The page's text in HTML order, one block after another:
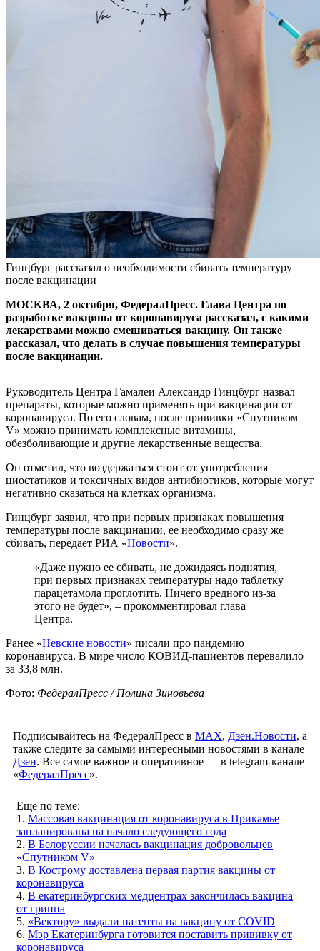
Гинцбург рассказал о необходимости сбивать температуру
после вакцинации
МОСКВА, 2 октября, ФедералПресс. Глава Центра по
разработке вакцины от коронавируса рассказал, с какими
лекарствами можно смешиваться вакцину. Он также
рассказал, что делать в случае повышения температуры
после вакцинации.
Руководитель Центра Гамалеи Александр Гинцбург назвал
препараты, которые можно применять при вакцинации от
коронавируса. По его словам, после прививки «Спутником
V» можно принимать комплексные витамины,
обезболивающие и другие лекарственные вещества.
Он отметил, что воздержаться стоит от употребления
циостатиков и токсичных видов антибиотиков, которые могут
негативно сказаться на клетках организма.
Гинцбург заявил, что при первых признаках повышения
температуры после вакцинации, ее необходимо сразу же
сбивать, передает РИА «Новости».
«Даже нужно ее сбивать, не дожидаясь поднятия,
при первых признаках температуры надо таблетку
парацетамола проглотить. Ничего вредного из-за
этого не будет», – прокомментировал глава
Центра.
Ранее «Невские новости» писали про пандемию
коронавируса. В мире число КОВИД-пациентов перевалило
за 33,8 млн.
Фото: ФедералПресс / Полина Зиновьева
Подписывайтесь на ФедералПресс в МАХ, Дзен.Новости, а
также следите за самыми интересными новостями в канале
Дзен. Все самое важное и оперативное — в telegram-канале
«ФедералПресс».
Еще по теме:
1. Массовая вакцинация от коронавируса в Прикамье
запланирована на начало следующего года
2. В Белоруссии началась вакцинация добровольцев
«Спутником V»
3. В Кострому доставлена первая партия вакцины от
коронавируса
4. В екатеринбургских медцентрах закончилась вакцина
от гриппа
5. «Вектору» выдали патенты на вакцину от COVID
6. Мэр Екатеринбурга готовится поставить прививку от
коронавируса